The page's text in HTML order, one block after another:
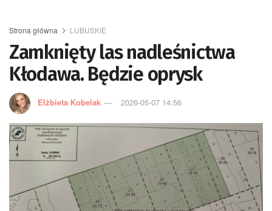
Strona główna LUBUSKIE
Zamknięty las nadleśnictwa
Kłodawa. Będzie oprysk
Elżbieta Kobelak 2026-05-07 14:56